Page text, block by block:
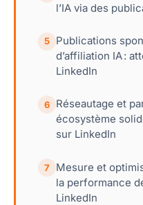
l’IA via des
5
Publications
d’affiliation IA :
LinkedIn
6
Réseautage et
écosystème
sur LinkedIn
7
Mesure et
la performance
LinkedIn